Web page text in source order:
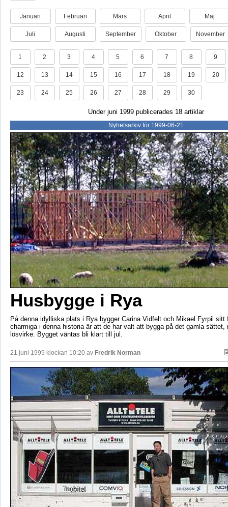
Januari Februari Mars April Maj
Juli Augusti September Oktober November
1 2 3 4 5 6 7 8 9
12 13 14 15 16 17 18 19 20
23 24 25 26 27 28 29 30
Under juni 1999 publicerades 18 artiklar
Nyhetsarkiv för 1999-06-21
Husbygge i Rya
På denna idylliska plats i Rya bygger Carina Vidfelt och Mikael Fyrpil sitt
charmiga i denna historia är att de har valt att bygga på det gamla sättet,
lösvirke. Bygget väntas bli klart till jul.
21 juni 1999 klockan 10:20 av Fredrik Norman